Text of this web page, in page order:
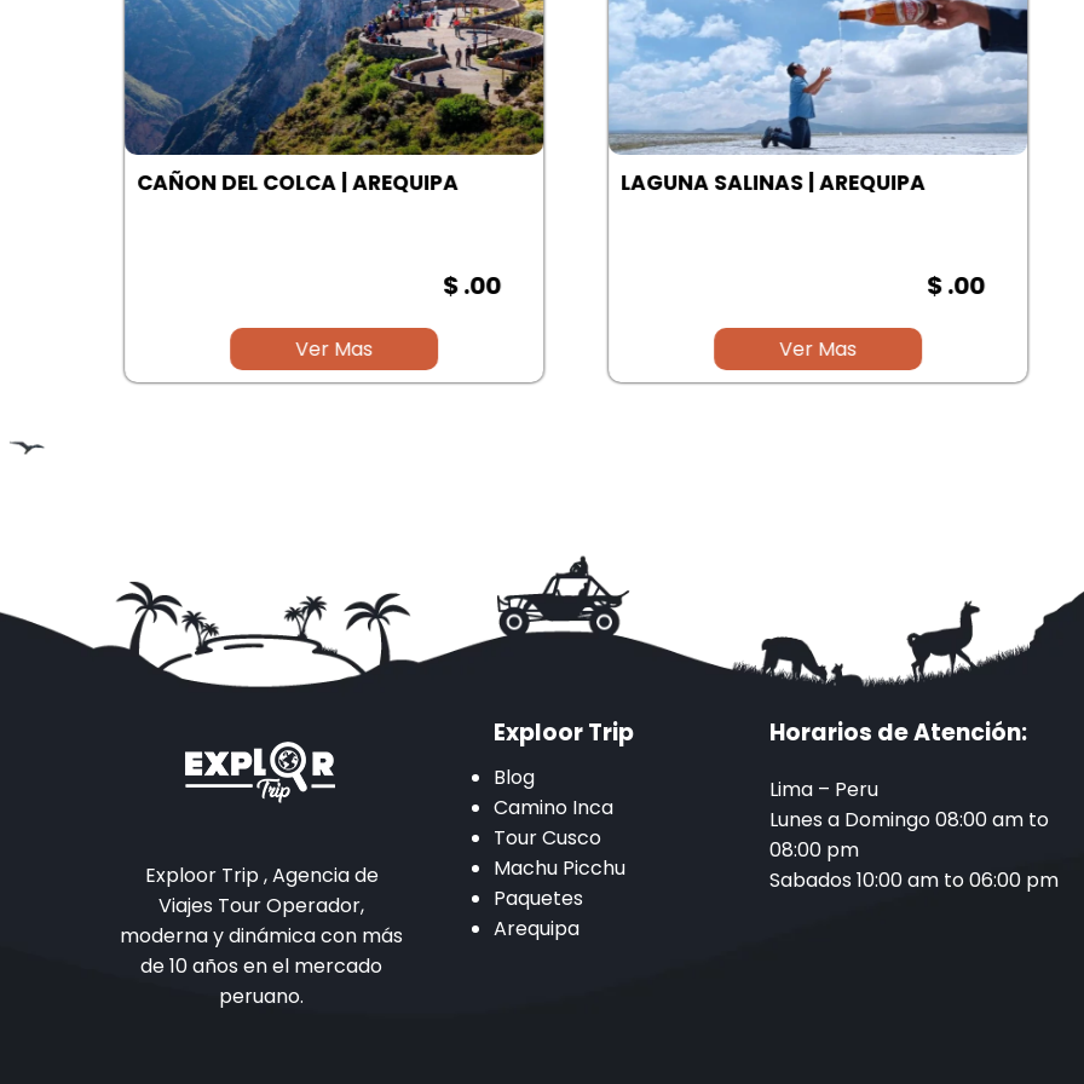
CAÑON DEL COLCA | AREQUIPA
$ .00
Ver Mas
LAGUNA SALINAS | AREQUIPA
$ .00
Ver Mas
Exploor Trip , Agencia de
Viajes Tour Operador,
moderna y dinámica con más
de 10 años en el mercado
peruano.
Exploor Trip
Blog
Camino Inca
Tour Cusco
Machu Picchu
Paquetes
Arequipa
Horarios de Atención:
Lima – Peru
Lunes a Domingo 08:00 am to
08:00 pm
Sabados 10:00 am to 06:00 pm